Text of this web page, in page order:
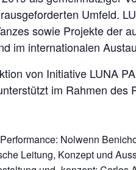
Umfeld.
sowie Projekte der
im internationalen
von Initiative LUNA
im Rahmen des
Nolwenn
Leitung, Konzept und